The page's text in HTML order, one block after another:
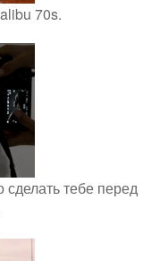
70s.
тебе перед